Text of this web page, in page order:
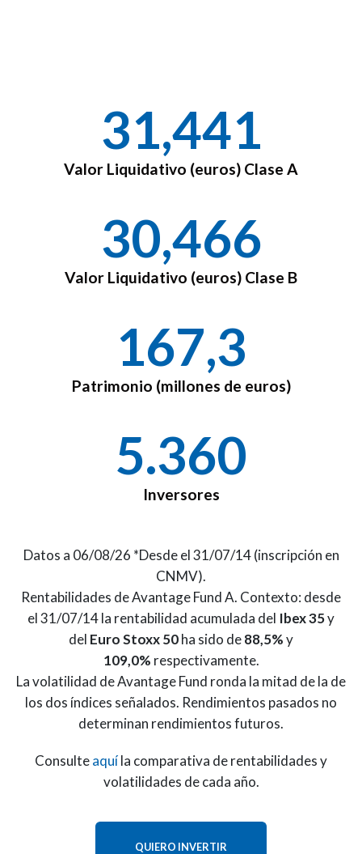
31,441
Valor Liquidativo (euros) Clase A
30,466
Valor Liquidativo (euros) Clase B
167,3
Patrimonio (millones de euros)
5.577
Inversores
Datos a 06/08/26 *Desde el 31/07/14 (inscripción en
CNMV).
Rentabilidades de Avantage Fund A. Contexto: desde
el 31/07/14 la rentabilidad acumulada del Ibex 35y
del Euro Stoxx 50ha sido de88,5%y
109,0% respectivamente.
La volatilidad de Avantage Fund ronda la mitad de la de
los dos índices señalados. Rendimientos pasados no
determinan rendimientos futuros.
Consulteaquíla comparativa de rentabilidades y
volatilidades de cada año.
QUIERO INVERTIR